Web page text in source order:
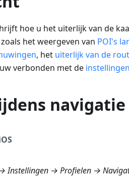
hoe u het uiterlijk van de
het weergeven van POI's
, het uiterlijk van de
verbonden met de
navigatie
Instellingen → Profielen →